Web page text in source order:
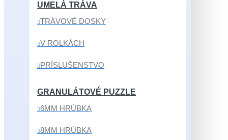
UMELÁ TRÁVA
TRÁVOVÉ DOSKY
V ROLKÁCH
PRÍSLUŠENSTVO
GRANULÁTOVÉ PUZZLE
6MM HRÚBKA
8MM HRÚBKA